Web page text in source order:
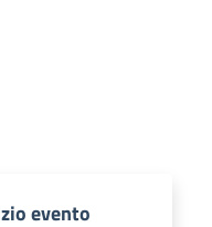
evento